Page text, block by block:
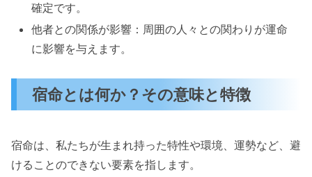
確定です。
他者との関係が影響：周囲の人々との関わりが運命
に影響を与えます。
宿命とは何か？その意味と特徴
宿命は、私たちが生まれ持った特性や環境、運勢など、避
けることのできない要素を指します。